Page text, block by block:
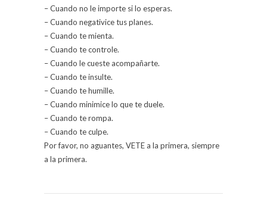
– Cuando no le importe si lo esperas.
– Cuando negativice tus planes.
– Cuando te mienta.
– Cuando te controle.
– Cuando le cueste acompañarte.
– Cuando te insulte.
– Cuando te humille.
– Cuando minimice lo que te duele.
– Cuando te rompa.
– Cuando te culpe.
Por favor, no aguantes, VETE a la primera, siempre
a la primera.